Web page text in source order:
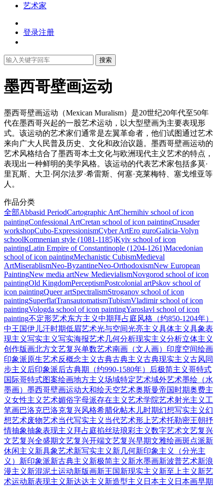
艺术家
登录注册
搜索
墨西哥壁画运动
墨西哥壁画运动（Mexican Muralism）是20世纪20年代至50年
代在墨西哥兴起的一股艺术运动，以大型壁画为主要表现形
式。该运动的艺术家们通常是左翼革命者，他们试图通过艺术
来向广大人民普及历史、文化和政治议题。墨西哥壁画运动的
艺术风格结合了墨西哥本土文化与欧洲现代主义艺术的特点，
表现出一种鲜明的美学风格。该运动的代表艺术家包括多莫·
里瓦斯、大卫·阿尔法罗·希雷斯、何塞·克莱梅特、塞戈维亚等
人。
作品分类
全部Abbasid PeriodCartographic ArtChernihiv school of icon
paintingConfessional ArtCretan school of icon paintingCrusader
workshopCubo-ExpressionismCyber ArtEro guroGalicia-Volyn
schoolKomnenian style (1081-1185)Kyiv school of icon
paintingLatin Empire of Constantinople (1204-1261)Macedonian
school of icon paintingMechanistic CubismMedieval
ArtMiserablismNeo-ByzantineNeo-OrthodoxismNew European
PaintingNew media artNew MedievialismNovgorod school of icon
paintingOld KingdomPerceptismPostcolonial artPskov school of
icon paintingQueer artSpectralismStroganov school of icon
paintingSuperflatTransautomatismTubismVladimir school of icon
paintingVologda school of icon paintingYaroslavl school of icon
painting不定形艺术东方主义中期拜占庭风格（约850-1204年）
中王国伊儿汗时期低眉艺术光与空间光亮主义具体主义具象表
现主义写实主义写实海报艺术几何分析现实主义分析立体主义
创作版画北方文艺复兴单数艺术南画（文人画） 印度空间绘画
印象派原生艺术反概念主义古典古典主义古典现实主义古风同
步主义 后印象派后古典期（约990-1580年） 后极简主义哥特式
国际哥特式图案绘画地方主义场域特定艺术域外艺术墨绘（水
墨画） 墨西哥壁画运动大和绘天空艺术奥斯曼帝国时期奥费主
义女性主义艺术媚俗字母派存在主义艺术学院艺术射光主义 工
笔画巴洛克巴洛克复兴风格希腊化帖木儿时期幻想写实主义幻
想艺术废物艺术当代写实主义 当代艺术形上艺术托勒密王朝抒
情抽象抽象表现主义 拜占庭掐丝珐琅彩主义数字艺术文艺复兴
文艺复兴全盛期文艺复兴开端文艺复兴早期文雅绘画斑点派新
休闲主义 新具象艺术新写实主义 新几何新印象主义（分光主
义） 新印象派新古典主义 新极简主义 新水墨画新波普艺术新浪
漫主义 新混泥土运动新版画新王国新现实主义 新至上主义 新艺
术运动新表现主义 新达达主义 新造型主义 日本主义 日本画早期